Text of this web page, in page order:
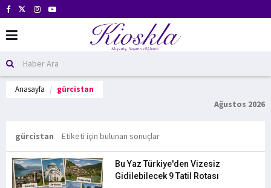
Anasayfa gürcistan
Ağustos 2026
gürcistan Etiketi için bulunan sonuçlar
Bu Yaz Türkiye'den Vizesiz
Gidilebilecek 9 Tatil Rotası